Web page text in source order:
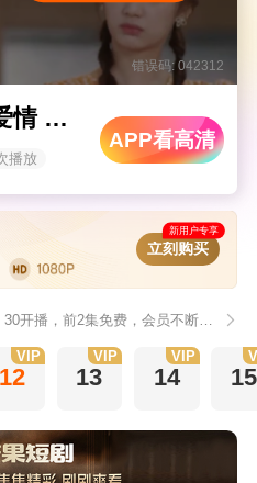
错误码: 042312
不可思议的爱情 下饭版
播放
APP看高清
新用户专享
立刻购买
1月5日中午11：30开播，前2集免费，会员不断更每天更新2集
12
VIP
13
VIP
14
VIP
15